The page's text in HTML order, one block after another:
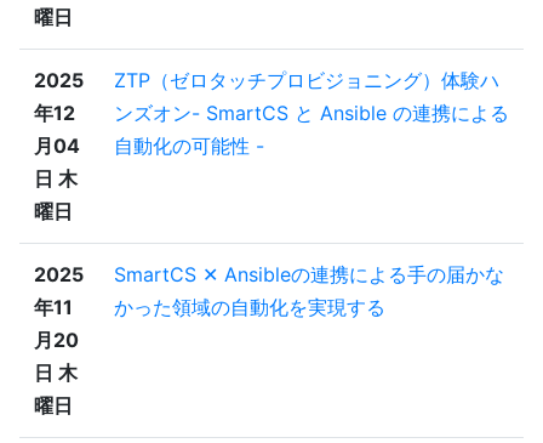
曜日
2025
年12
月04
日 木
曜日
ZTP（ゼロタッチプロビジョニング）体験ハ
ンズオン- SmartCS と Ansible の連携による
自動化の可能性 -
2025
年11
月20
日 木
曜日
SmartCS ✕ Ansibleの連携による手の届かな
かった領域の自動化を実現する